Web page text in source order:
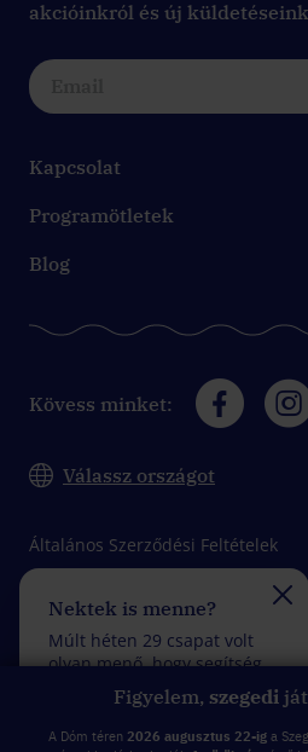
akcióinkról és új
Kapcsolat
Programötletek
Blog
Kövess minket:
Válassz országot
Általános Szerződési Feltételek
Impresszum
Figyelem, szegedi
A Dóm téren 2026 augusztus 22-iga
Nektek is menne?
Múlt héten 29 csapat volt
olyan menő, hogy segítség
felhasználása nélkül
teljesítettek egy küldetést.